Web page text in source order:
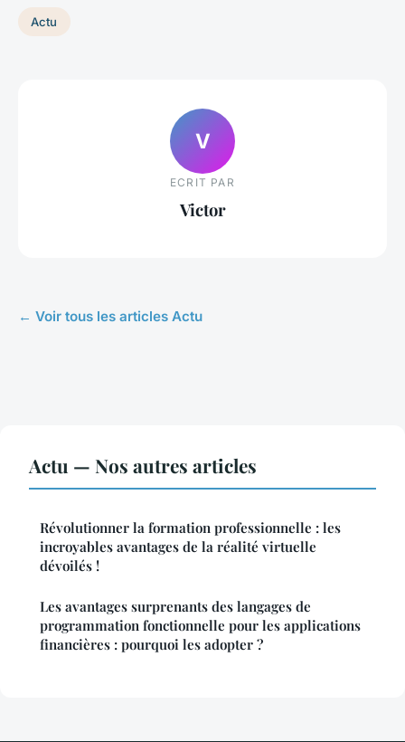
Actu
V
ECRIT PAR
Victor
← Voir tous les articles Actu
Actu — Nos autres articles
Révolutionner la formation professionnelle : les
incroyables avantages de la réalité virtuelle
dévoilés !
Les avantages surprenants des langages de
programmation fonctionnelle pour les applications
financières : pourquoi les adopter ?